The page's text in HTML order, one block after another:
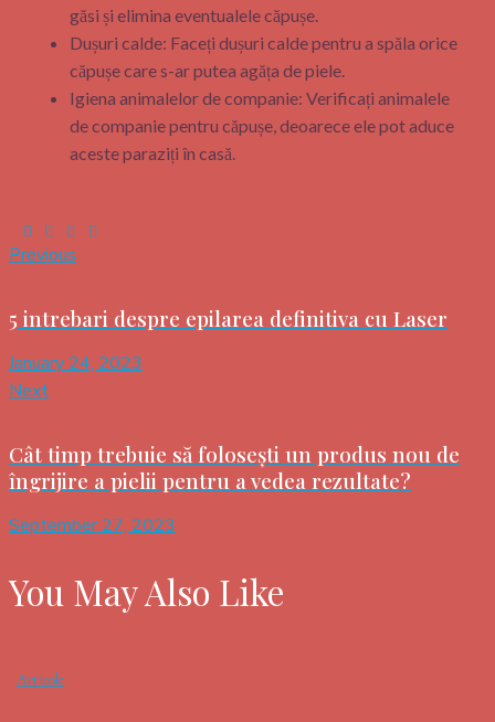
găsi și elimina eventualele căpușe.
Dușuri calde: Faceți dușuri calde pentru a spăla orice
căpușe care s-ar putea agăța de piele.
Igiena animalelor de companie: Verificați animalele
de companie pentru căpușe, deoarece ele pot aduce
aceste paraziți în casă.
Previous
5 intrebari despre epilarea definitiva cu Laser
January 24, 2023
Next
Cât timp trebuie să folosești un produs nou de
îngrijire a pielii pentru a vedea rezultate?
September 27, 2023
You May Also Like
Articole